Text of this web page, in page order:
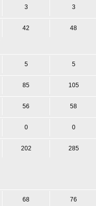
3 3
42 48
5 5
85 105
56 58
0 0
202 285
68 76